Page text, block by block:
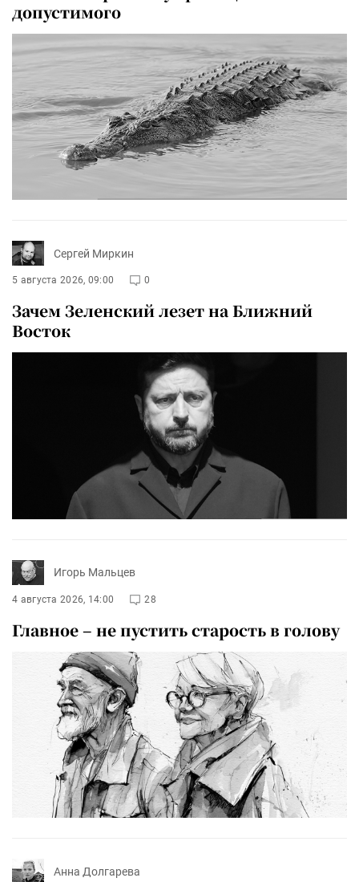
допустимого
Сергей Миркин
5 августа 2026, 09:00 0
Зачем Зеленский лезет на Ближний
Восток
Игорь Мальцев
4 августа 2026, 14:00 28
Главное – не пустить старость в голову
Анна Долгарева